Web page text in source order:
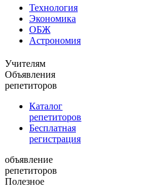
Технология
Экономика
ОБЖ
Астрономия
Учителям
Объявления
репетиторов
Каталог
репетиторов
Бесплатная
регистрация
объявление
репетиторов
Полезное